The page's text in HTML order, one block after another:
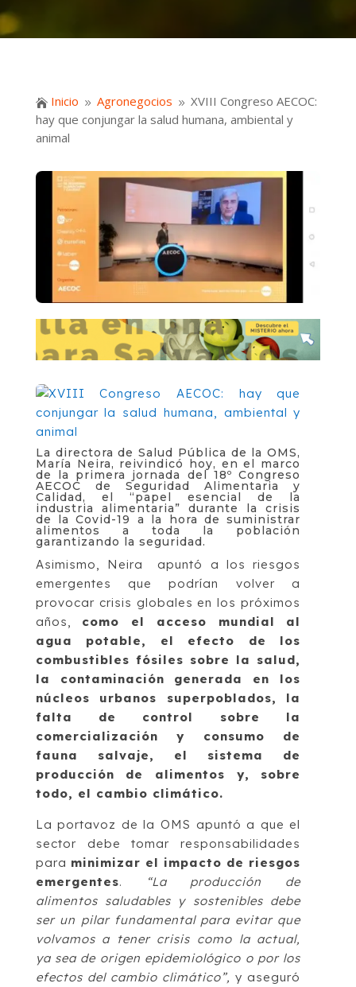
 Inicio 9 Agronegocios 9 XVIII Congreso AECOC:
hay que conjungar la salud humana, ambiental y
animal
La directora de Salud Pública de la OMS,
María Neira, reivindicó hoy, en el marco
de la primera jornada del 18º Congreso
AECOC de Seguridad Alimentaria y
Calidad, el “papel esencial de la
industria alimentaria” durante la crisis
de la Covid-19 a la hora de suministrar
alimentos a toda la población
garantizando la seguridad.
Asimismo, Neira apuntó a los riesgos
emergentes que podrían volver a
provocar crisis globales en los próximos
años, como el acceso mundial al
agua potable, el efecto de los
combustibles fósiles sobre la salud,
la contaminación generada en los
núcleos urbanos superpoblados, la
falta de control sobre la
comercialización y consumo de
fauna salvaje, el sistema de
producción de alimentos y, sobre
todo, el cambio climático.
La portavoz de la OMS apuntó a que el
sector debe tomar responsabilidades
para minimizar el impacto de riesgos
emergentes.
“La producción de
alimentos saludables y sostenibles debe
ser un pilar fundamental para evitar que
volvamos a tener crisis como la actual,
ya sea de origen epidemiológico o por los
efectos del cambio climático”, y aseguró